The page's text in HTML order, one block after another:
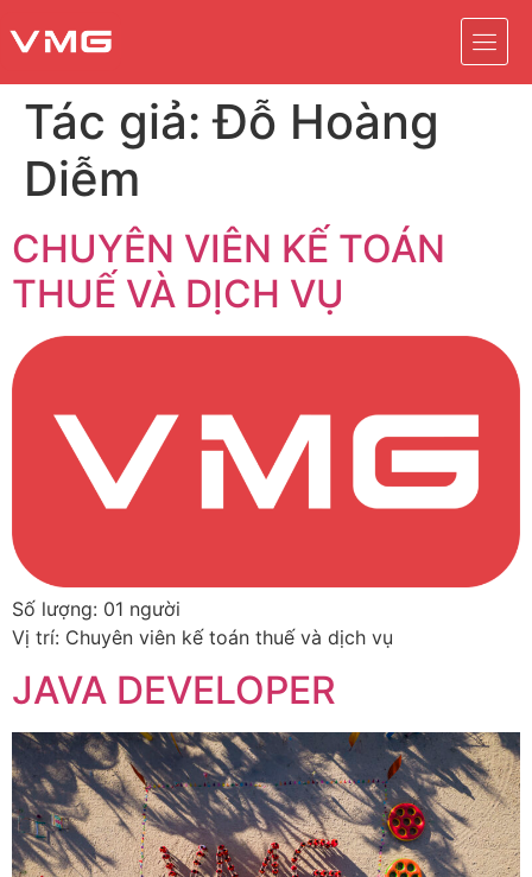
Tác giả:Đỗ Hoàng
Diễm
CHUYÊN VIÊN KẾ TOÁN
THUẾ VÀ DỊCH VỤ
Số lượng: 01 người
Vị trí: Chuyên viên kế toán thuế và dịch vụ
JAVA DEVELOPER